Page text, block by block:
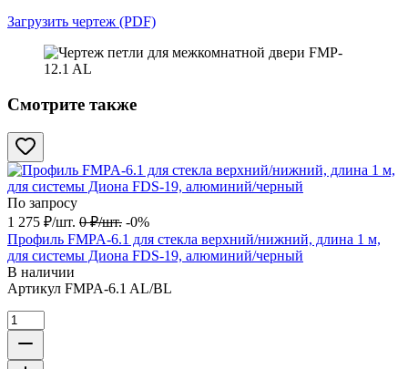
Загрузить чертеж (PDF)
Смотрите также
По запросу
1 275 ₽/шт. 0 ₽/шт. -0%
Профиль FMPA-6.1 для стекла верхний/нижний, длина 1 м,
для системы Диона FDS-19, алюминий/черный
В наличии
Артикул FMPA-6.1 AL/BL